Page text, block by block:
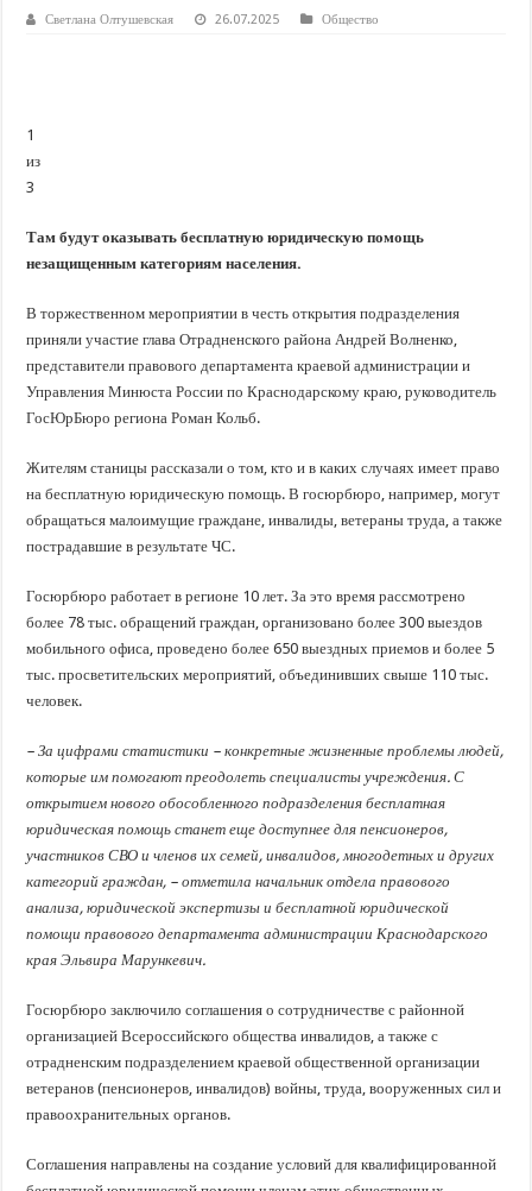
Светлана Олтушевская 26.07.2025 Общество
1
из
3
Там будут оказывать бесплатную юридическую помощь
незащищенным категориям населения.
В торжественном мероприятии в честь открытия подразделения
приняли участие глава Отрадненского района Андрей Волненко,
представители правового департамента краевой администрации и
Управления Минюста России по Краснодарскому краю, руководитель
ГосЮрБюро региона Роман Кольб.
Жителям станицы рассказали о том, кто и в каких случаях имеет право
на бесплатную юридическую помощь. В госюрбюро, например, могут
обращаться малоимущие граждане, инвалиды, ветераны труда, а также
пострадавшие в результате ЧС.
Госюрбюро работает в регионе 10 лет. За это время рассмотрено
более 78 тыс. обращений граждан, организовано более 300 выездов
мобильного офиса, проведено более 650 выездных приемов и более 5
тыс. просветительских мероприятий, объединивших свыше 110 тыс.
человек.
– За цифрами статистики – конкретные жизненные проблемы людей,
которые им помогают преодолеть специалисты учреждения. С
открытием нового обособленного подразделения бесплатная
юридическая помощь станет еще доступнее для пенсионеров,
участников СВО и членов их семей, инвалидов, многодетных и других
категорий граждан, – отметила начальник отдела правового
анализа, юридической экспертизы и бесплатной юридической
помощи правового департамента администрации Краснодарского
края Эльвира Марункевич.
Госюрбюро заключило соглашения о сотрудничестве с районной
организацией Всероссийского общества инвалидов, а также с
отрадненским подразделением краевой общественной организации
ветеранов (пенсионеров, инвалидов) войны, труда, вооруженных сил и
правоохранительных органов.
Соглашения направлены на создание условий для квалифицированной